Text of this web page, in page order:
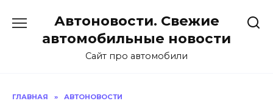
содержанию
Автоновости. Свежие
автомобильные новости
Сайт про автомобили
ГЛАВНАЯ » АВТОНОВОСТИ